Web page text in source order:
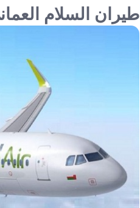
طيران السلام